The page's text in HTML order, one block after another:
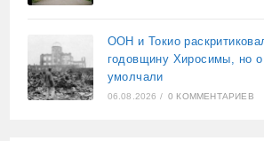
ООН и Токио
годовщину Хиросимы, но
умолчали
06.08.2026 / 0 КОММЕНТАРИЕВ